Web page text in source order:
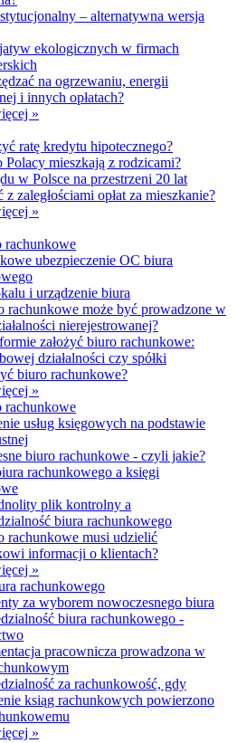
– alternatywna wersja
ekologicznych w firmach
na ogrzewaniu, energii
i innych opłatach?
»
ratę kredytu hipotecznego?
Polacy mieszkają z rodzicami?
w Polsce na przestrzeni 20 lat
zaległościami opłat za mieszkanie?
»
rachunkowe
ubezpieczenie OC biura
i urządzenie biura
rachunkowe może być prowadzone w
nierejestrowanej?
założyć biuro rachunkowe:
działalności czy spółki
biuro rachunkowe?
»
rachunkowe
usług księgowych na podstawie
biuro rachunkowe - czyli jakie?
rachunkowego a księgi
plik kontrolny a
biura rachunkowego
rachunkowe musi udzielić
informacji o klientach?
»
rachunkowego
za wyborem nowoczesnego biura
biura rachunkowego -
pracownicza prowadzona w
za rachunkowość, gdy
ksiąg rachunkowych powierzono
»